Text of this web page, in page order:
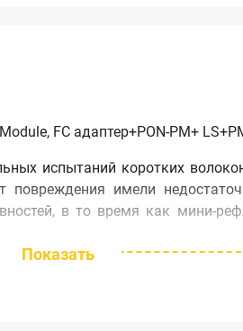
FC адаптер+PON-PM+
испытаний коротких
имели
в то время как мини-
Показать